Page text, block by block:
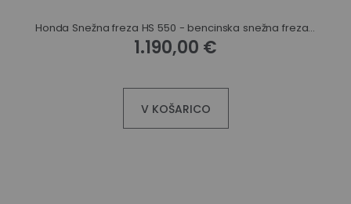
Honda Snežna freza HS 550 - bencinska snežna freza za domačo uporabo
1.190,00 €
V KOŠARICO